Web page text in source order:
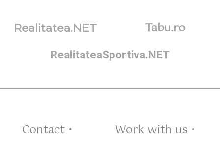
Realitatea.NET Tabu.ro
RealitateaSportiva.NET
Contact • Work with us •